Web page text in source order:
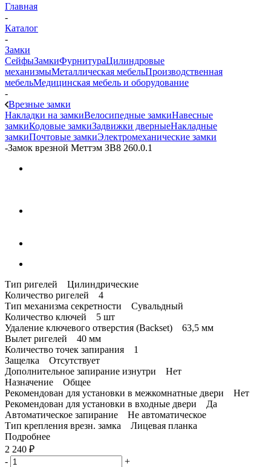
Главная
-
Каталог
-
Замки
СейфыЗамкиФурнитураЦилиндровые
механизмыМеталлическая мебельПроизводственная
мебельМедицинская мебель и оборудование
-
Врезные замки
Накладки на замкиВелосипедные замкиНавесные
замкиКодовые замкиЗадвижки дверныеНакладные
замкиПочтовые замкиЭлектромеханические замки
-Замок врезной Меттэм ЗВ8 260.0.1
Тип ригелей Цилиндрические
Количество ригелей 4
Тип механизма секретности Сувальдный
Количество ключей 5 шт
Удаление ключевого отверстия (Backset) 63,5 мм
Вылет ригелей 40 мм
Количество точек запирания 1
Защелка Отсутствует
Дополнительное запирание изнутри Нет
Назначение Общее
Рекомендован для установки в межкомнатные двери Нет
Рекомендован для установки в входные двери Да
Автоматическое запирание Не автоматическое
Тип крепления врезн. замка Лицевая планка
Подробнее
2 240 ₽
-
+